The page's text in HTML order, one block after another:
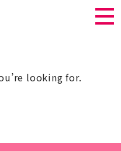
looking for.